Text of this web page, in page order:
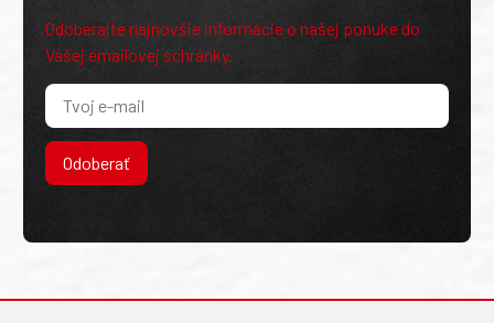
Odoberajte najnovšie informácie o našej ponuke do
Vašej emailovej schránky.
Odoberať